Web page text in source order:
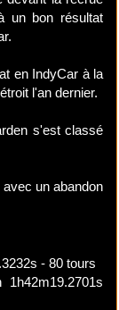
un bon résultat
en IndyCar à la
l'an dernier.
s'est classé
un abandon
- 80 tours
1h42m19.2701s